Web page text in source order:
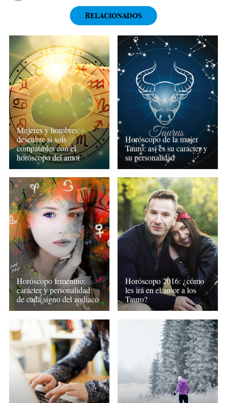
RELACIONADOS
Mujeres y hombres:
descubre si sois
compatibles con el
horóscopo del amor
Horóscopo de la mujer
Tauro: así es su carácter y
su personalidad
Horóscopo femenino:
carácter y personalidad
de cada signo del zodiaco
Horóscopo 2016: ¿cómo
les irá en el amor a los
Tauro?